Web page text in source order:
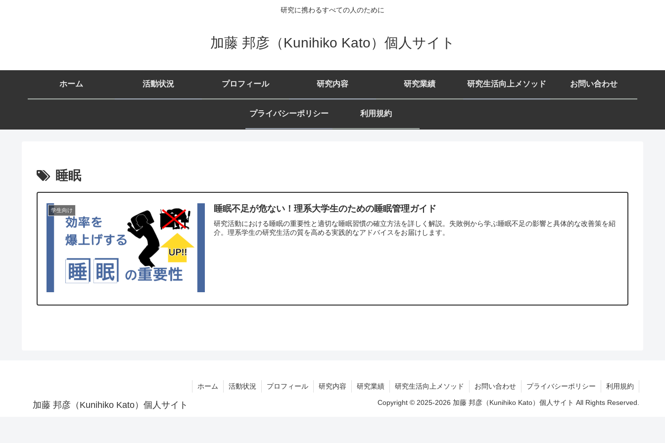
研究に携わるすべての人のために
加藤 邦彦（Kunihiko Kato）個人サイト
ホーム 活動状況 プロフィール 研究内容 研究業績 研究生活向上メソッド お問い合わせ
プライバシーポリシー 利用規約
睡眠
学生向け 睡眠不足が危ない！理系大学生のための睡眠管理ガイド
研究活動における睡眠の重要性と適切な睡眠習慣の確立方法を詳しく解説。失敗例から学ぶ睡眠不足の影響と具体的な改善策を紹
介。理系学生の研究生活の質を高める実践的なアドバイスをお届けします。
加藤 邦彦（Kunihiko Kato）個人サイト
ホーム 活動状況 プロフィール 研究内容 研究業績 研究生活向上メソッド お問い合わせ プライバシーポリシー 利用規約
Copyright © 2025-2026 加藤 邦彦（Kunihiko Kato）個人サイト All Rights Reserved.